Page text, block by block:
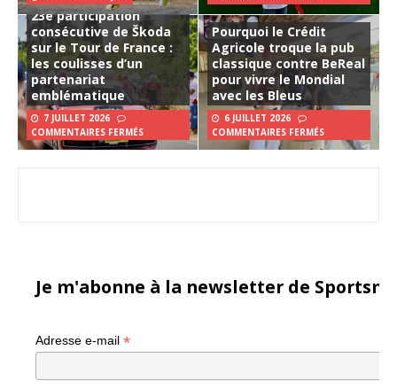
23e participation
consécutive de Škoda
sur le Tour de France :
les coulisses d’un
partenariat
emblématique
7 JUILLET 2026
COMMENTAIRES FERMÉS
Pourquoi le Crédit
Agricole troque la pub
classique contre BeReal
pour vivre le Mondial
avec les Bleus
6 JUILLET 2026
COMMENTAIRES FERMÉS
Je m'abonne à la newsletter de
Adresse e-mail *